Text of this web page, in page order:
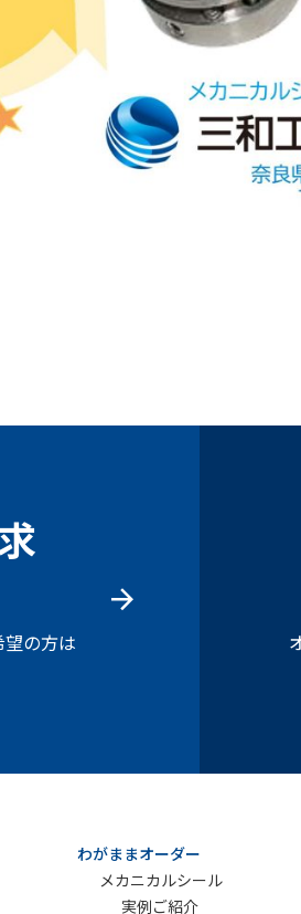
の方は
わがままオーダー
メカニカルシール
実例ご紹介